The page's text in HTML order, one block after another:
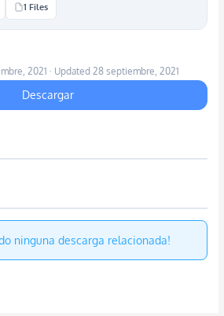
1 Files
2021 · Updated 28 septiembre, 2021
Descargar
ninguna descarga relacionada!